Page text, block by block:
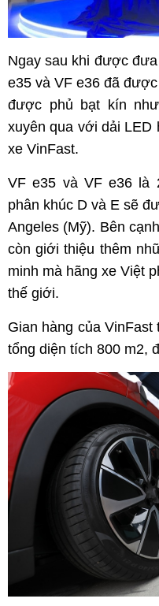
Ngay sau khi được
e35 và VF e36 đã
được phủ bạt kín
xuyên qua với dải LED
xe VinFast.
VF e35 và VF e36 là
phân khúc D và E sẽ
Angeles (Mỹ). Bên
còn giới thiệu thêm
minh mà hãng xe Việt
thế giới.
Gian hàng của VinFast
tổng diện tích 800 m2,